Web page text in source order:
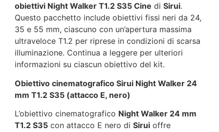
obiettivi Night Walker T1.2 S35 Cine di Sirui.
Questo pacchetto include obiettivi fissi neri da 24,
35 e 55 mm, ciascuno con un’apertura massima
ultraveloce T1.2 per riprese in condizioni di scarsa
illuminazione. Continua a leggere per ulteriori
informazioni su ciascun obiettivo del kit.
Obiettivo cinematografico Sirui Night Walker 24
mm T1.2 S35 (attacco E, nero)
L’obiettivo cinematografico Night Walker 24 mm
T1.2 S35 con attacco E nero di Sirui offre